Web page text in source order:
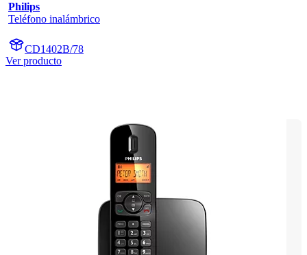
Philips
Teléfono inalámbrico
CD1402B/78
Ver producto